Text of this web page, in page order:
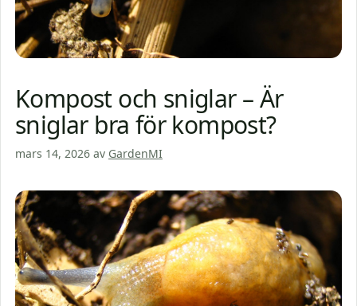
Kompost och sniglar – Är
sniglar bra för kompost?
mars 14, 2026 av GardenMI